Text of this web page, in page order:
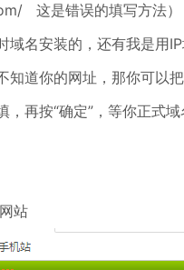
这是错误的填写方法）
域名安装的，还有我是用
知道你的网址，那你可以
，再按“确定”，等你正式
站